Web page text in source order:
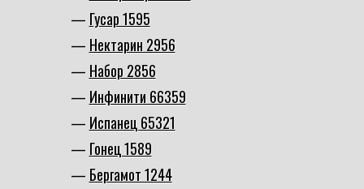
Гусар 1595
Нектарин 2956
Набор 2856
Инфинити 66359
Испанец 65321
Гонец 1589
Бергамот 1244